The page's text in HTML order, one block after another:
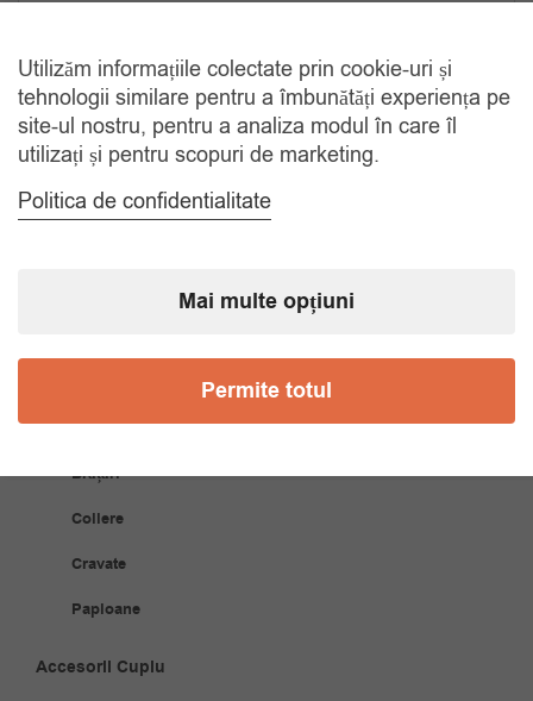
RETUR 30 ZILE
Gratuit, indiferent de motiv
CATEGORII
Accesorii Bărbăți
Brățări
Coliere
Cravate
Papioane
Accesorii Cuplu
Utilizăm informațiile colectate prin cookie-uri și
tehnologii similare pentru a îmbunătăți experiența pe
site-ul nostru, pentru a analiza modul în care îl
utilizați și pentru scopuri de marketing.
Politica de confidentialitate
Mai multe opțiuni
Permite totul